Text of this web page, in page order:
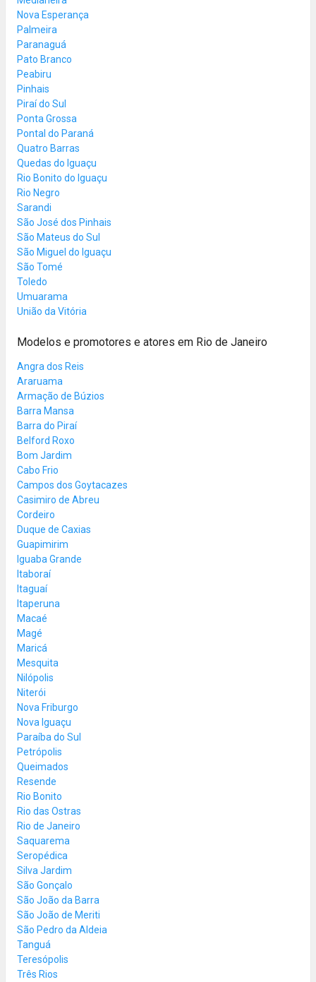
Nova Esperança
Palmeira
Paranaguá
Pato Branco
Peabiru
Pinhais
Piraí do Sul
Ponta Grossa
Pontal do Paraná
Quatro Barras
Quedas do Iguaçu
Rio Bonito do Iguaçu
Rio Negro
Sarandi
São José dos Pinhais
São Mateus do Sul
São Miguel do Iguaçu
São Tomé
Toledo
Umuarama
União da Vitória
Modelos e promotores e atores em Rio de Janeiro
Angra dos Reis
Araruama
Armação de Búzios
Barra Mansa
Barra do Piraí
Belford Roxo
Bom Jardim
Cabo Frio
Campos dos Goytacazes
Casimiro de Abreu
Cordeiro
Duque de Caxias
Guapimirim
Iguaba Grande
Itaboraí
Itaguaí
Itaperuna
Macaé
Magé
Maricá
Mesquita
Nilópolis
Niterói
Nova Friburgo
Nova Iguaçu
Paraíba do Sul
Petrópolis
Queimados
Resende
Rio Bonito
Rio das Ostras
Rio de Janeiro
Saquarema
Seropédica
Silva Jardim
São Gonçalo
São João da Barra
São João de Meriti
São Pedro da Aldeia
Tanguá
Teresópolis
Três Rios